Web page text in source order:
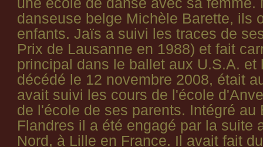
danseuse belge Michèle Barette, ils
enfants. Jaïs a suivi les traces de
Prix de Lausanne en 1988) et fait
principal dans le ballet aux U.S.A. et
décédé le 12 novembre 2008, était
avait suivi les cours de l'école
de l'école de ses parents. Intégré au
Flandres il a été engagé par la suite
Nord, à Lille en France. Il avait fait